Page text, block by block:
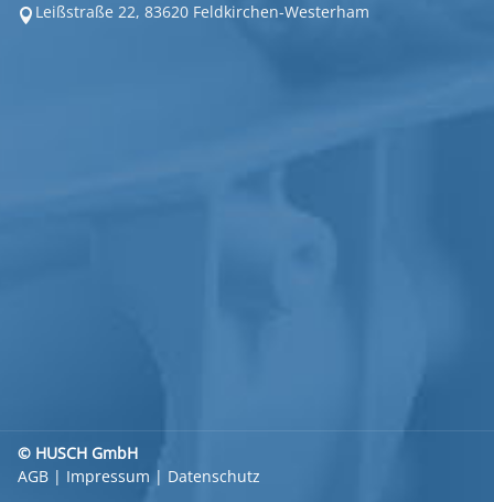
 Leißstraße 22, 83620 Feldkirchen-Westerham
© HUSCH GmbH
AGB | Impressum | Datenschutz